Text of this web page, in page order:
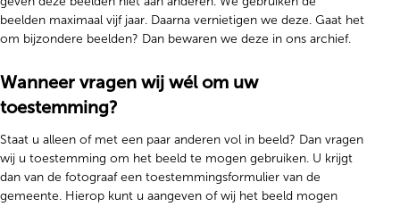
beelden maximaal vijf jaar. Daarna vernietigen we deze. Gaat het
om bijzondere beelden? Dan bewaren we deze in ons archief.
Wanneer vragen wij wél om uw
toestemming?
Staat u alleen of met een paar anderen vol in beeld? Dan vragen
wij u toestemming om het beeld te mogen gebruiken. U krijgt
dan van de fotograaf een toestemmingsformulier van de
gemeente. Hierop kunt u aangeven of wij het beeld mogen